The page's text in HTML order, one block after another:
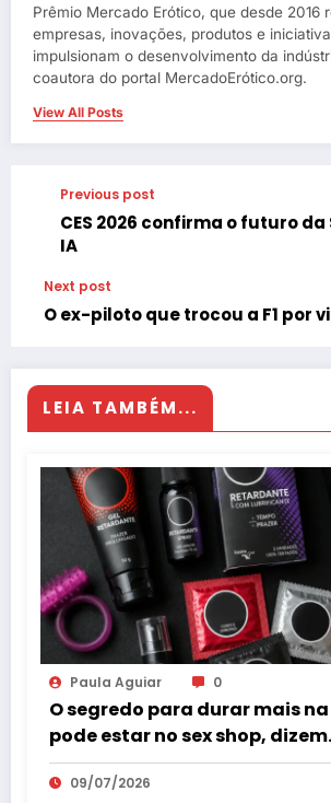
Prêmio Mercado Erótico, que desde 2016
empresas, inovações, produtos e
impulsionam o desenvolvimento da
coautora do portal MercadoErótico.org.
View All Posts
Previous post
CES 2026 confirma o futuro da
IA
Next post
O ex-piloto que trocou a F1 por
LEIA TAMBÉM...
Paula Aguiar 0
O segredo para durar mais
pode estar no sex shop, dizem
especialistas em saúde
09/07/2026